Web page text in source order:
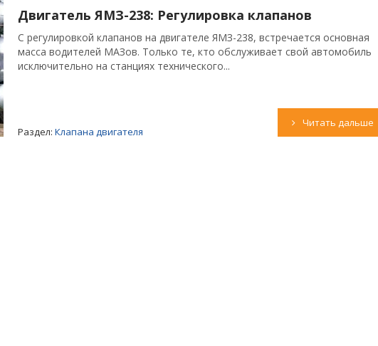
Двигатель ЯМЗ-238: Регулировка клапанов
С регулировкой клапанов на двигателе ЯМЗ-238, встречается основная
масса водителей МАЗов. Только те, кто обслуживает свой автомобиль
исключительно на станциях технического...
Раздел: Клапана двигателя
Читать дальше